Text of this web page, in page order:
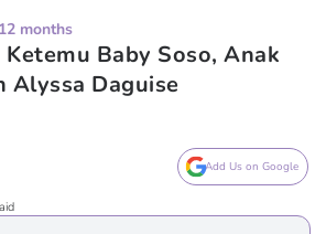
months
Baby Soso, Anak
Alyssa Daguise
Add Us on Google